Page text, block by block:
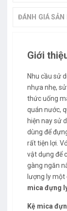
ĐÁNH GIÁ SẢN
Giới
Nhu cầu sử
nhựa nhẹ,
thức uống
quán nước,
hiện nay sử
dùng để
rất tiện lợi.
vật dụng để
gàng ngăn
lượng ly
mica đựng
Kệ mica